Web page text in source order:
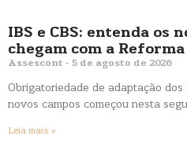
IBS e CBS: entenda os
chegam com a
Assescont 5 de agosto de 2026
Obrigatoriedade de adaptação dos
novos campos começou nesta
Leia mais »